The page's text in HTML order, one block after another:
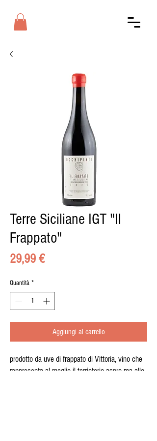
Terre Siciliane IGT "Il
Frappato"
29,99 €Prezzo
Quantità *
Aggiungi al carrello
prodotto da uve di frappato di Vittoria, vino che
rappresenta al meglio il terriotorio aspro ma allo